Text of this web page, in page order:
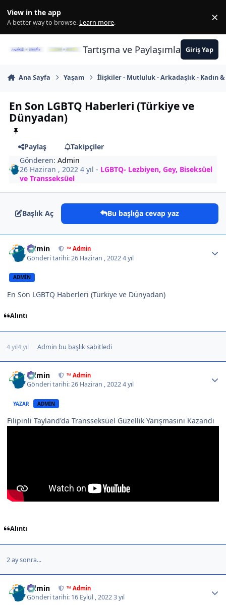
View in the app
A better way to browse. Learn more. ×
Tartışma ve PaylaşımlarınGiriş Yap
Ana Sayfa Yaşam İlişkiler - Mutluluk - Arkadaşlık - Kadın
En Son LGBTQ Haberleri (Türkiye ve
Dünyadan)
Paylaş
Takipçiler
Gönderen:Admin
26 Haziran , 20224 yıl - LGBTQ- Lezbiyen, Gey, Biseksüel
ve Transseksüel
Başlık Aç Bu başlığa cevap yaz
Admin ™ Admin
Gönderi tarihi:26 Haziran , 20224 yıl
ADMIN
En Son LGBTQ Haberleri (Türkiye ve Dünyadan)
Alıntı
4 yıl4 yıl Admin bu başlık sabitledi
Admin ™ Admin
Gönderi tarihi:26 Haziran , 20224 yıl
YAZAR ADMIN
Filipinli Tayland'da Transseksüel Güzellik Yarışmasını Kazandı
Alıntı
2 ay sonra...
Admin ™ Admin
Gönderi tarihi: 16 Eylül , 20223 yıl